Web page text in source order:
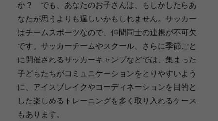
か？ でも、あなたのお子さんは、もしかしたらあ
なたが思うよりも逞しいかもしれません。サッカー
はチームスポーツなので、仲間同士の連携が不可欠
です。サッカーチームやスクール、さらに季節ごと
に開催されるサッカーキャンプなどでは、集まった
子どもたちがコミュニケーションをとりやすいよう
に、アイスブレイクやコーディネーションを目的と
した楽しめるトレーニングを多く取り入れるケース
もあります。